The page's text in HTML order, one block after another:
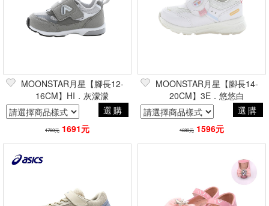
MOONSTAR月星【腳長12-
16CM】HI．灰濛濛
選購
1780元 1691元
MOONSTAR月星【腳長14-
20CM】3E．悠悠白
選購
1680元 1596元